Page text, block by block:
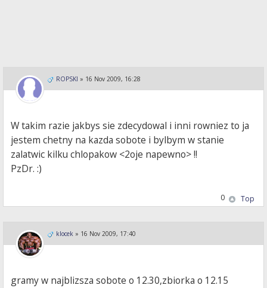
ROPSKI » 16 Nov 2009, 16:28
W takim razie jakbys sie zdecydowal i inni rowniez to ja
jestem chetny na kazda sobote i bylbym w stanie
zalatwic kilku chlopakow <2oje napewno> !!
PzDr. :)
Top
0
klocek » 16 Nov 2009, 17:40
gramy w najblizsza sobote o 12.30,zbiorka o 12.15